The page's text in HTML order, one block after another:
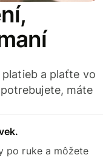
a plaťte vo
máte
po ruke a môžete